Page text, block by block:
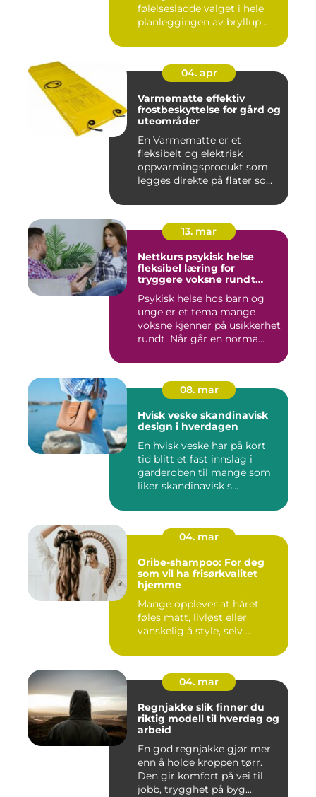
følelsesladde valget i hele
planleggingen av bryllup...
04. apr
Varmematte effektiv
frostbeskyttelse for gård og
uteområder
En Varmematte er et
fleksibelt og elektrisk
oppvarmingsprodukt som
legges direkte på flater som
13. mar
Nettkurs psykisk helse
fleksibel læring for
tryggere voksne rundt
Psykisk helse hos barn og
unge er et tema mange
voksne kjenner på usikkerhet
rundt. Når går en norma...
08. mar
Hvisk veske skandinavisk
design i hverdagen
En hvisk veske har på kort
tid blitt et fast innslag i
garderoben til mange som
liker skandinavisk s...
04. mar
Oribe-shampoo: For deg
som vil ha frisørkvalitet
hjemme
Mange opplever at håret
føles matt, livløst eller
vanskelig å style, selv ...
04. mar
Regnjakke slik finner du
riktig modell til hverdag og
arbeid
En god regnjakke gjør mer
enn å holde kroppen tørr.
Den gir komfort på vei til
jobb, trygghet på byg...